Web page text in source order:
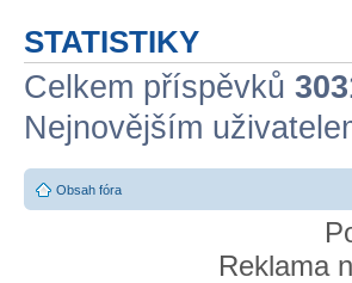
STATISTIKY
Celkem příspěvků
Nejnovějším
Obsah fóra
Reklama